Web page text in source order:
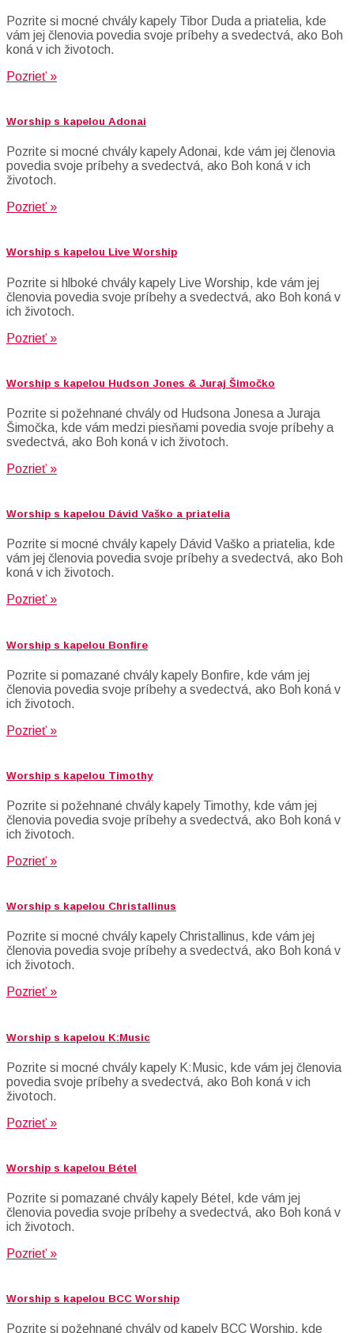
Pozrite si mocné chvály kapely Tibor Duda a priatelia, kde
vám jej členovia povedia svoje príbehy a svedectvá, ako Boh
koná v ich životoch.
Pozrieť »
Worship s kapelou Adonai
Pozrite si mocné chvály kapely Adonai, kde vám jej členovia
povedia svoje príbehy a svedectvá, ako Boh koná v ich
životoch.
Pozrieť »
Worship s kapelou Live Worship
Pozrite si hlboké chvály kapely Live Worship, kde vám jej
členovia povedia svoje príbehy a svedectvá, ako Boh koná v
ich životoch.
Pozrieť »
Worship s kapelou Hudson Jones & Juraj Šimočko
Pozrite si požehnané chvály od Hudsona Jonesa a Juraja
Šimočka, kde vám medzi piesňami povedia svoje príbehy a
svedectvá, ako Boh koná v ich životoch.
Pozrieť »
Worship s kapelou Dávid Vaško a priatelia
Pozrite si mocné chvály kapely Dávid Vaško a priatelia, kde
vám jej členovia povedia svoje príbehy a svedectvá, ako Boh
koná v ich životoch.
Pozrieť »
Worship s kapelou Bonfire
Pozrite si pomazané chvály kapely Bonfire, kde vám jej
členovia povedia svoje príbehy a svedectvá, ako Boh koná v
ich životoch.
Pozrieť »
Worship s kapelou Timothy
Pozrite si požehnané chvály kapely Timothy, kde vám jej
členovia povedia svoje príbehy a svedectvá, ako Boh koná v
ich životoch.
Pozrieť »
Worship s kapelou Christallinus
Pozrite si mocné chvály kapely Christallinus, kde vám jej
členovia povedia svoje príbehy a svedectvá, ako Boh koná v
ich životoch.
Pozrieť »
Worship s kapelou K:Music
Pozrite si mocné chvály kapely K:Music, kde vám jej členovia
povedia svoje príbehy a svedectvá, ako Boh koná v ich
životoch.
Pozrieť »
Worship s kapelou Bétel
Pozrite si pomazané chvály kapely Bétel, kde vám jej
členovia povedia svoje príbehy a svedectvá, ako Boh koná v
ich životoch.
Pozrieť »
Worship s kapelou BCC Worship
Pozrite si požehnané chvály od kapely BCC Worship, kde